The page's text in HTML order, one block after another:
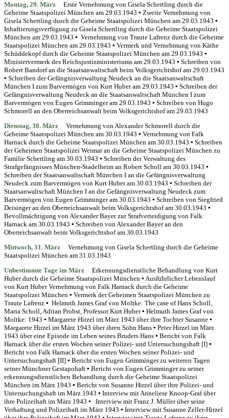
Montag, 29. März
Erste Vernehmung von Gisela Schertling durch die
Geheime Staatspolizei München am 29.03.1943 ▪ Zweite Vernehmung von
Gisela Schertling durch die Geheime Staatspolizei München am 29.03.1943 ▪
Inhaftierungsverfügung zu Gisela Schertling durch die Geheime Staatspolizei
München am 29.03.1943 ▪ Vernehmung von Traute Lafrenz durch die Geheime
Staatspolizei München am 29.03.1943 ▪ Vermerk und Vernehmung von Käthe
Schüddekopf durch die Geheime Staatspolizei München am 29.03.1943 ▪
Ministervermerk des Reichsjustizministeriums am 29.03.1943 ▪ Schreiben von
Robert Bandorf an die Staatsanwaltschaft beim Volksgerichtshof am 29.03.1943
▪ Schreiben der Gefängnisverwaltung Neudeck an die Staatsanwaltschaft
München I zum Barvermögen von Kurt Huber am 29.03.1943 ▪ Schreiben der
Gefängnisverwaltung Neudeck an die Staatsanwaltschaft München I zum
Barvermögen von Eugen Grimminger am 29.03.1943 ▪ Schreiben von Hugo
Schmorell an den Oberreichsanwalt beim Volksgerichtshof am 29.03.1943
Dienstag, 30. März
Vernehmung von Alexander Schmorell durch die
Geheime Staatspolizei München am 30.03.1943 ▪ Vernehmung von Falk
Harnack durch die Geheime Staatspolizei München am 30.03.1943 ▪ Schreiben
der Geheimen Staatspolizei Weimar an die Geheime Staatspolizei München zu
Familie Schertling am 30.03.1943 ▪ Schreiben der Verwaltung des
Strafgefängnisses München-Stadelheim an Robert Scholl am 30.03.1943 ▪
Schreiben der Staatsanwaltschaft München I an die Gefängnisverwaltung
Neudeck zum Barvermögen von Kurt Huber am 30.03.1943 ▪ Schreiben der
Staatsanwaltschaft München I an die Gefängnisverwaltung Neudeck zum
Barvermögen von Eugen Grimminger am 30.03.1943 ▪ Schreiben von Siegfried
Deisinger an den Oberreichsanwalt beim Volksgerichtshof am 30.03.1943 ▪
Bevollmächtigung von Alexander Bayer zur Strafverteidigung von Falk
Harnack am 30.03.1943 ▪ Schreiben von Alexander Bayer an den
Oberreichsanwalt beim Volksgerichtshof am 30.03.1943
Mittwoch, 31. März
Vernehmung von Gisela Schertling durch die Geheime
Staatspolizei München am 31.03.1943
Unbestimmte Tage im März
Erkennungsdienstliche Behandlung von Kurt
Huber durch die Geheime Staatspolizei München ▪ Ausführlicher Lebenslauf
von Kurt Huber Vernehmung von Falk Harnack durch die Geheime
Staatspolizei München ▪ Vermerk der Geheimen Staatspolizei München zu
Traute Lafrenz ▪ Helmuth James Graf von Moltke: The case of Hans Scholl,
Maria Scholl, Adrian Probst, Professor Kurt Huber ▪ Helmuth James Graf von
Moltke: 1943 ▪ Margarete Hirzel im März 1943 über ihre Tochter Susanne ▪
Margarete Hirzel im März 1943 über ihren Sohn Hans ▪ Peter Hirzel im März
1943 über eine Episode im Leben seines Bruders Hans ▪ Bericht von Falk
Harnack über die ersten Wochen seiner Polizei- und Untersuchungshaft [I] ▪
Bericht von Falk Harnack über die ersten Wochen seiner Polizei- und
Untersuchungshaft [II] ▪ Bericht von Eugen Grimminger zu weiteren Tagen
seiner Münchner Gestapohaft ▪ Bericht von Eugen Grimminger zu seiner
erkennungsdienstlichen Behandlung durch die Geheime Staatspolizei
München im März 1943 ▪ Bericht von Susanne Hirzel über ihre Polizei- und
Untersuchungshaft im März 1943 ▪ Interview mit Anneliese Knoop-Graf über
ihre Polizeihaft im März 1943 ▪ Interview mit Franz J. Müller über seine
Verhaftung und Polizeihaft im März 1943 ▪ Interview mit Susanne Zeller-Hirzel